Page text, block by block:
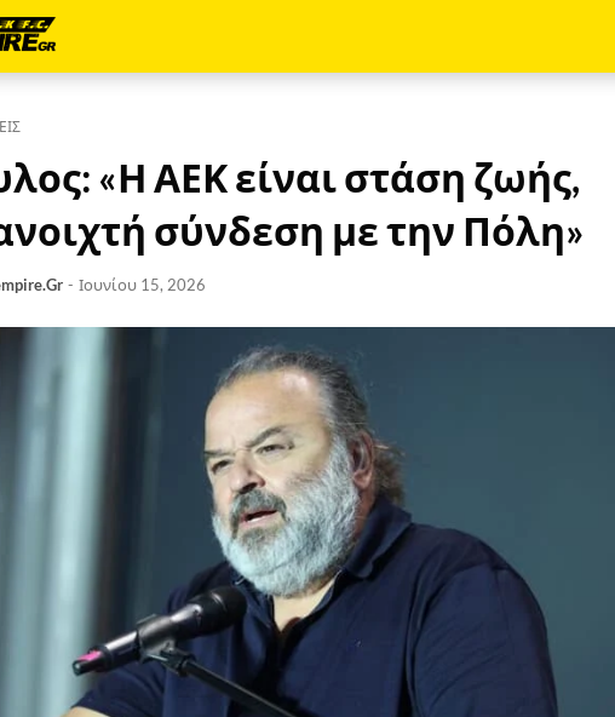
«Η ΑΕΚ είναι στάση ζωής,
σύνδεση με την Πόλη»
- Ιουνίου 15, 2026